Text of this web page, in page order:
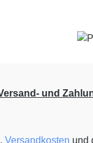
und
Versandkosten und